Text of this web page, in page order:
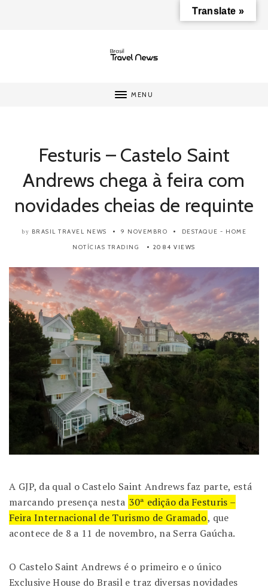
MENU
Festuris – Castelo Saint
Andrews chega à feira com
novidades cheias de requinte
by BRASIL TRAVEL NEWS 9 NOVEMBRO
DESTAQUE - HOME
NOTÍCIAS TRADING 2084 VIEWS
A GJP, da qual o Castelo Saint Andrews faz parte, está
marcando presença nesta 30ª edição da Festuris –
Feira Internacional de Turismo de Gramado, que
acontece de 8 a 11 de novembro, na Serra Gaúcha.
O Castelo Saint Andrews é o primeiro e o único
Exclusive House do Brasil e traz diversas novidades
Translate »